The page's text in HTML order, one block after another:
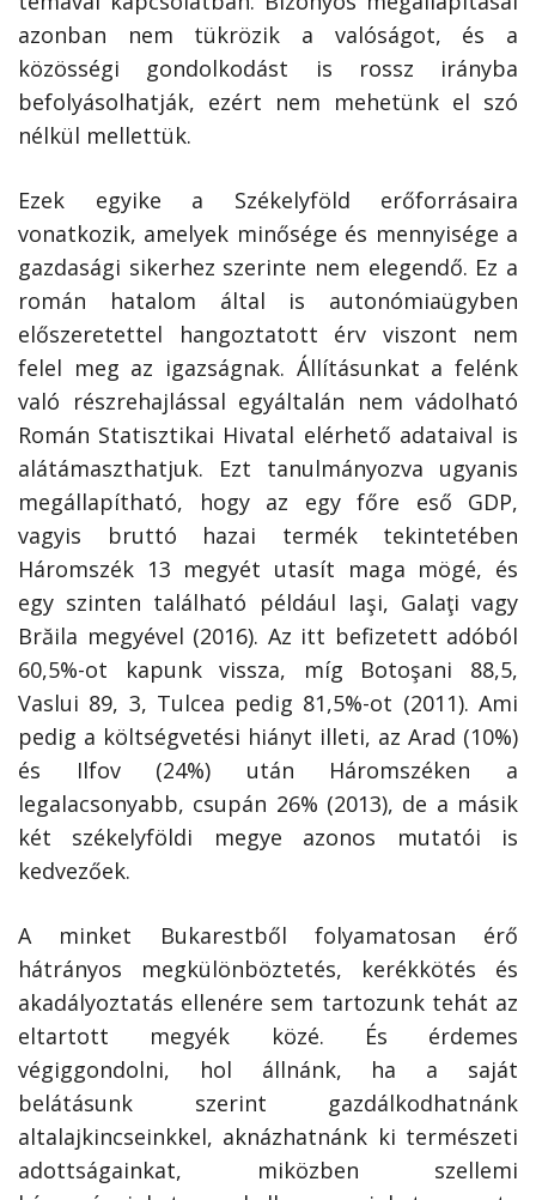
azonban nem tükrözik a valóságot, és a
közösségi gondolkodást is rossz irányba
befolyásolhatják, ezért nem mehetünk el szó
nélkül mellettük.
Ezek egyike a Székelyföld erőforrásaira
vonatkozik, amelyek minősége és mennyisége a
gazdasági sikerhez szerinte nem elegendő. Ez a
román hatalom által is autonómiaügyben
előszeretettel hangoztatott érv viszont nem
felel meg az igazságnak. Állításunkat a felénk
való részrehajlással egyáltalán nem vádolható
Román Statisztikai Hivatal elérhető adataival is
alátámaszthatjuk. Ezt tanulmányozva ugyanis
megállapítható, hogy az egy főre eső GDP,
vagyis bruttó hazai termék tekintetében
Háromszék 13 megyét utasít maga mögé, és
egy szinten található például Iaşi, Galaţi vagy
Brăila megyével (2016). Az itt befizetett adóból
60,5%-ot kapunk vissza, míg Botoşani 88,5,
Vaslui 89, 3, Tulcea pedig 81,5%-ot (2011). Ami
pedig a költségvetési hiányt illeti, az Arad (10%)
és Ilfov (24%) után Háromszéken a
legalacsonyabb, csupán 26% (2013), de a másik
két székelyföldi megye azonos mutatói is
kedvezőek.
A minket Bukarestből folyamatosan érő
hátrányos megkülönböztetés, kerékkötés és
akadályoztatás ellenére sem tartozunk tehát az
eltartott megyék közé. És érdemes
végiggondolni, hol állnánk, ha a saját
belátásunk szerint gazdálkodhatnánk
altalajkincseinkkel, aknázhatnánk ki természeti
adottságainkat, miközben szellemi